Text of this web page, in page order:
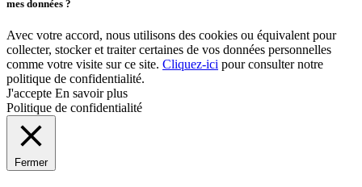
mes données ?
Avec votre accord, nous utilisons des cookies ou équivalent pour
collecter, stocker et traiter certaines de vos données personnelles
comme votre visite sur ce site. Cliquez-ici pour consulter notre
politique de confidentialité.
J'accepte En savoir plus
Politique de confidentialité
Fermer